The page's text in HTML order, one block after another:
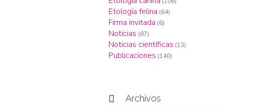
Etología felina (64)
Firma invitada (6)
Noticias (87)
Noticias científicas (13)
Publicaciones (140)
 Archivos